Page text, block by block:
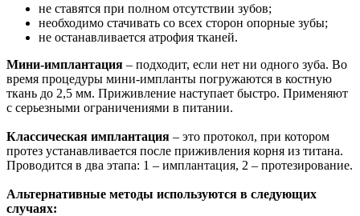
не ставятся при полном отсутствии зубов;
необходимо стачивать со всех сторон опорные зубы;
не останавливается атрофия тканей.
Мини-имплантация – подходит, если нет ни одного зуба. Во
время процедуры мини-импланты погружаются в костную
ткань до 2,5 мм. Приживление наступает быстро. Применяют
с серьезными ограничениями в питании.
Классическая имплантация – это протокол, при котором
протез устанавливается после приживления корня из титана.
Проводится в два этапа: 1 – имплантация, 2 – протезирование.
Альтернативные методы используются в следующих
случаях: